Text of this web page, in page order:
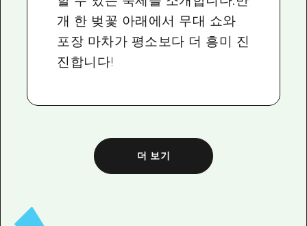
개 한 벚꽃 아래에서 무대 쇼와
포장 마차가 평소보다 더 흥미 진
진합니다!
더 보기